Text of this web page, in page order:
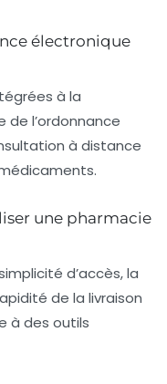
électronique
à la
l’ordonnance
à distance
une pharmacie
d’accès, la
de la livraison
à des outils